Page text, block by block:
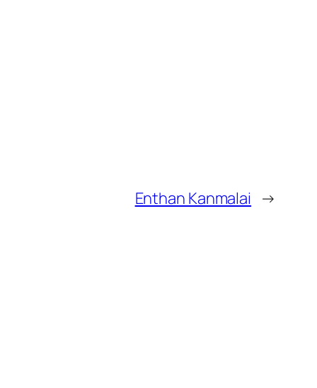
Enthan Kanmalai →